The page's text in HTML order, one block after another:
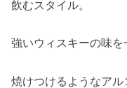
飲むスタイル。
強いウィスキーの味を
焼けつけるようなア